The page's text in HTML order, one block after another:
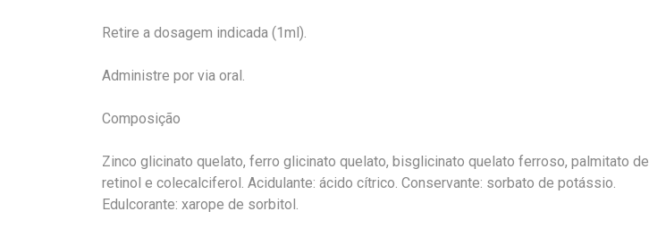
Retire a dosagem indicada (1ml).
Administre por via oral.
Composição
Zinco glicinato quelato, ferro glicinato quelato, bisglicinato quelato ferroso, palmitato de
retinol e colecalciferol. Acidulante: ácido cítrico. Conservante: sorbato de potássio.
Edulcorante: xarope de sorbitol.